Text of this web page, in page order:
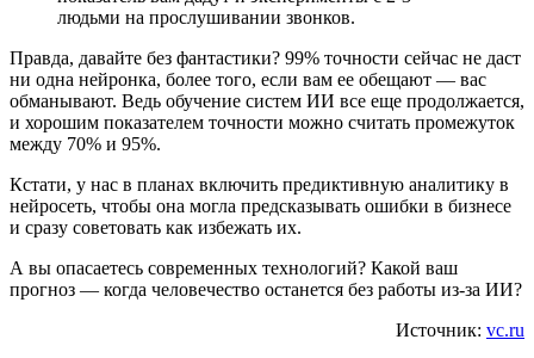
людьми на прослушивании звонков.
Правда, давайте без фантастики? 99% точности сейчас не даст
ни одна нейронка, более того, если вам ее обещают ― вас
обманывают. Ведь обучение систем ИИ все еще продолжается,
и хорошим показателем точности можно считать промежуток
между 70% и 95%.
Кстати, у нас в планах включить предиктивную аналитику в
нейросеть, чтобы она могла предсказывать ошибки в бизнесе
и сразу советовать как избежать их.
А вы опасаетесь современных технологий? Какой ваш
прогноз ― когда человечество останется без работы из-за ИИ?
Источник: vc.ru